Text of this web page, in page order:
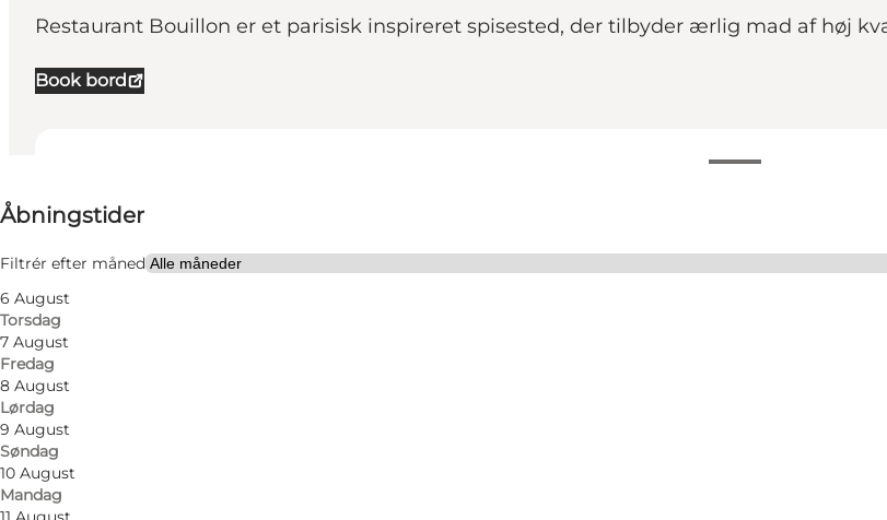
Restaurant Bouillon er et parisisk inspireret spisested, der tilbyder ærlig mad af høj
Book bord
Åbningstider
Filtrér efter måned
6 August
Torsdag
7 August
Fredag
8 August
Lørdag
9 August
Søndag
10 August
Mandag
Besøg hjemmeside
Venner, Min partner